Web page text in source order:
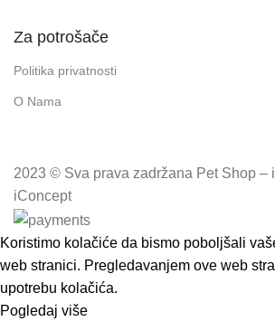
Za potrošače
Politika privatnosti
O Nama
2023 © Sva prava zadržana Pet Shop –
iConcept
Koristimo kolačiće da bismo poboljšali
web stranici. Pregledavanjem ove web
upotrebu kolačića.
Pogledaj više